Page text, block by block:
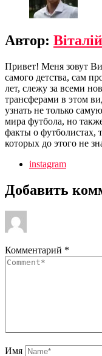
Автор:
Привет! Меня зовут
самого детства, сам
лет, слежу за всеми
трансферами в этом
узнать не только
мира футбола, но
факты о футболистах,
которых до этого не
instagram
Добавить
Комментарий *
Имя